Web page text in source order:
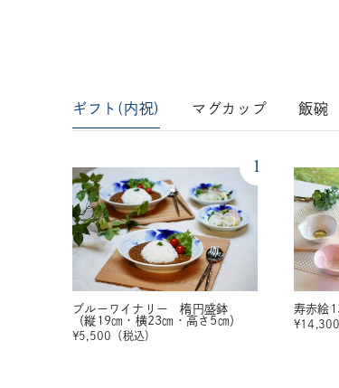
ギフト(内祝) マグカップ 飯碗
1
ブルーワイナリー 楕円盛鉢
（縦19㎝・横23㎝・高さ5㎝）
¥5,500 （税込）
寿赤絵
¥14,300